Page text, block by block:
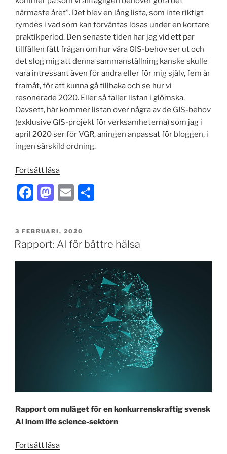
närmaste året”. Det blev en lång lista, som inte riktigt
rymdes i vad som kan förväntas lösas under en kortare
praktikperiod. Den senaste tiden har jag vid ett par
tillfällen fått frågan om hur våra GIS-behov ser ut och
det slog mig att denna sammanställning kanske skulle
vara intressant även för andra eller för mig själv, fem år
framåt, för att kunna gå tillbaka och se hur vi
resonerade 2020. Eller så faller listan i glömska.
Oavsett, här kommer listan över några av de GIS-behov
(exklusive GIS-projekt för verksamheterna) som jag i
april 2020 ser för VGR, aningen anpassat för bloggen, i
ingen särskild ordning.
Fortsätt läsa”GIS-
2020”
F
c
e
b
M
st
o
d
E
ai
l
PUBLICERAT
3 FEBRUARI, 2020
Rapport: AI för bättre hälsa
Rapport om nuläget för en konkurrenskraftig svensk
AI inom life science-sektorn
Fortsätt läsa”Rapport: